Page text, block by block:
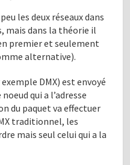
les deux réseaux dans
mais dans la théorie il
premier et seulement
alternative).
DMX) est envoyé
qui a l’adresse
du paquet va effectuer
traditionnel, les
mais seul celui qui a la